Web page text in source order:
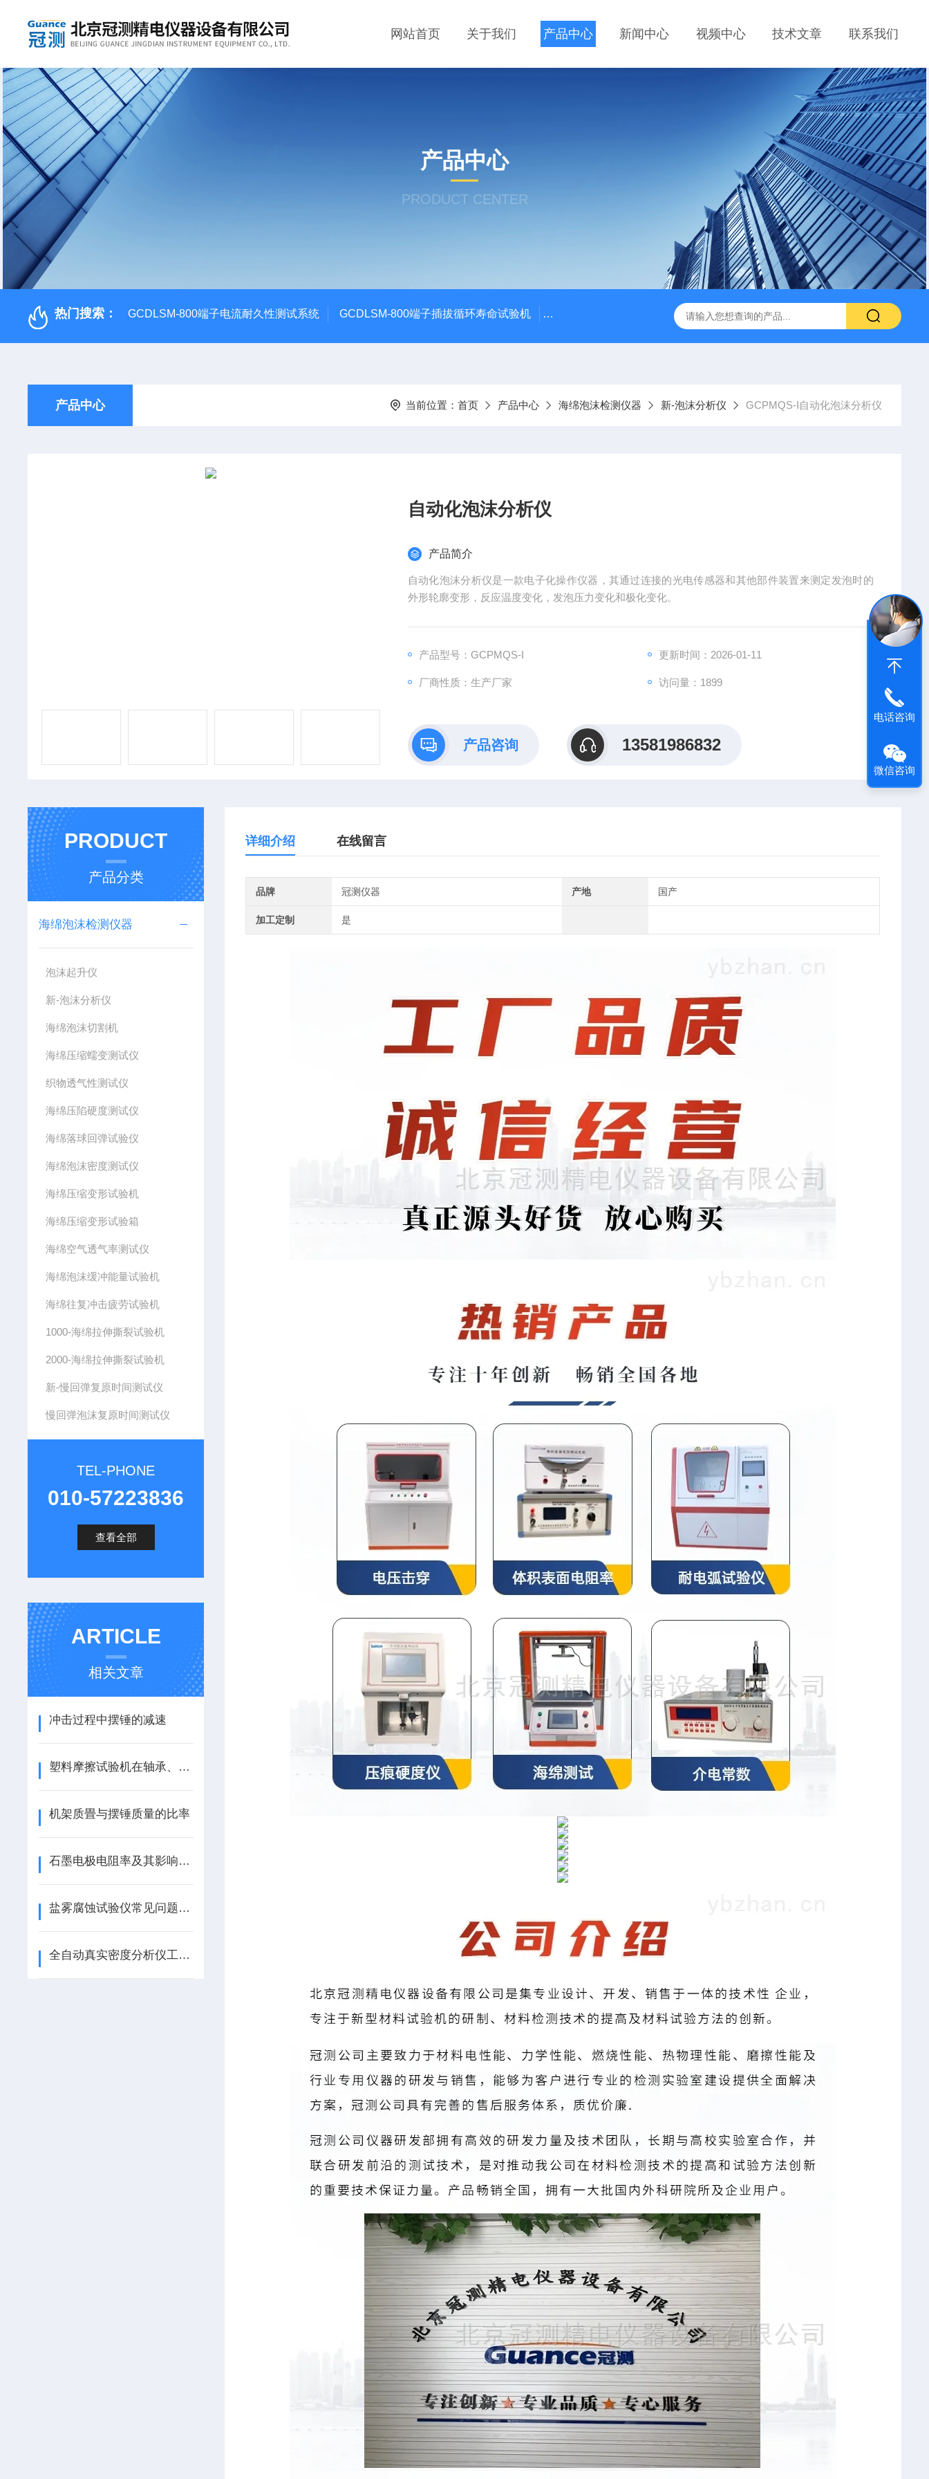
网站首页 关于我们 产品中心 新闻中心 视频中心 技术文章 联系我们
产品中心
PRODUCT CENTER
热门搜索： GCDLSM-800端子电流耐久性测试系统 GCDLSM-800端子插拔循环寿命试验机 GCDLSM-800端子高低温循环测试仪 GCDLSM-800端子电流循环寿命试
产品中心 当前位置： 首页 产品中心 海绵泡沫检测仪器 新-泡沫分析仪 GCPMQS-I自动化泡沫分析仪
自动化泡沫分析仪
产品简介
自动化泡沫分析仪是一款电子化操作仪器，其通过连接的光电传感器和其他部件装置来测定发泡时的
外形轮廓变形，反应温度变化，发泡压力变化和极化变化。
产品型号：GCPMQS-I 更新时间：2026-01-11
厂商性质：生产厂家 访问量：1899
产品咨询 13581986832
PRODUCT
产品分类
海绵泡沫检测仪器
泡沫起升仪
新-泡沫分析仪
海绵泡沫切割机
海绵压缩蠕变测试仪
织物透气性测试仪
海绵压陷硬度测试仪
海绵落球回弹试验仪
海绵泡沫密度测试仪
海绵压缩变形试验机
海绵压缩变形试验箱
海绵空气透气率测试仪
海绵泡沫缓冲能量试验机
海绵往复冲击疲劳试验机
1000-海绵拉伸撕裂试验机
2000-海绵拉伸撕裂试验机
新-慢回弹复原时间测试仪
慢回弹泡沫复原时间测试仪
TEL-PHONE
010-57223836
查看全部
ARTICLE
相关文章
冲击过程中摆锤的减速
塑料摩擦试验机在轴承、齿轮、导轨等零件设计中的应用
机架质畳与摆锤质量的比率
石墨电极电阻率及其影响因素
盐雾腐蚀试验仪常见问题及解决办法
全自动真实密度分析仪工作原理
详细介绍 在线留言
品牌 冠测仪器 产地 国产
加工定制 是
电话咨询
微信咨询